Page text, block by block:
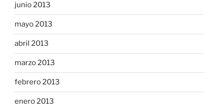
junio 2013
mayo 2013
abril 2013
marzo 2013
febrero 2013
enero 2013